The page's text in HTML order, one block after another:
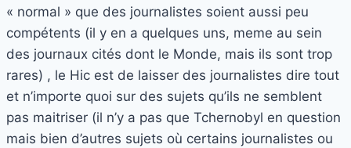
« normal » que des journalistes soient aussi peu
compétents (il y en a quelques uns, meme au sein
des journaux cités dont le Monde, mais ils sont trop
rares) , le Hic est de laisser des journalistes dire tout
et n’importe quoi sur des sujets qu’ils ne semblent
pas maitriser (il n’y a pas que Tchernobyl en question
mais bien d’autres sujets où certains journalistes ou